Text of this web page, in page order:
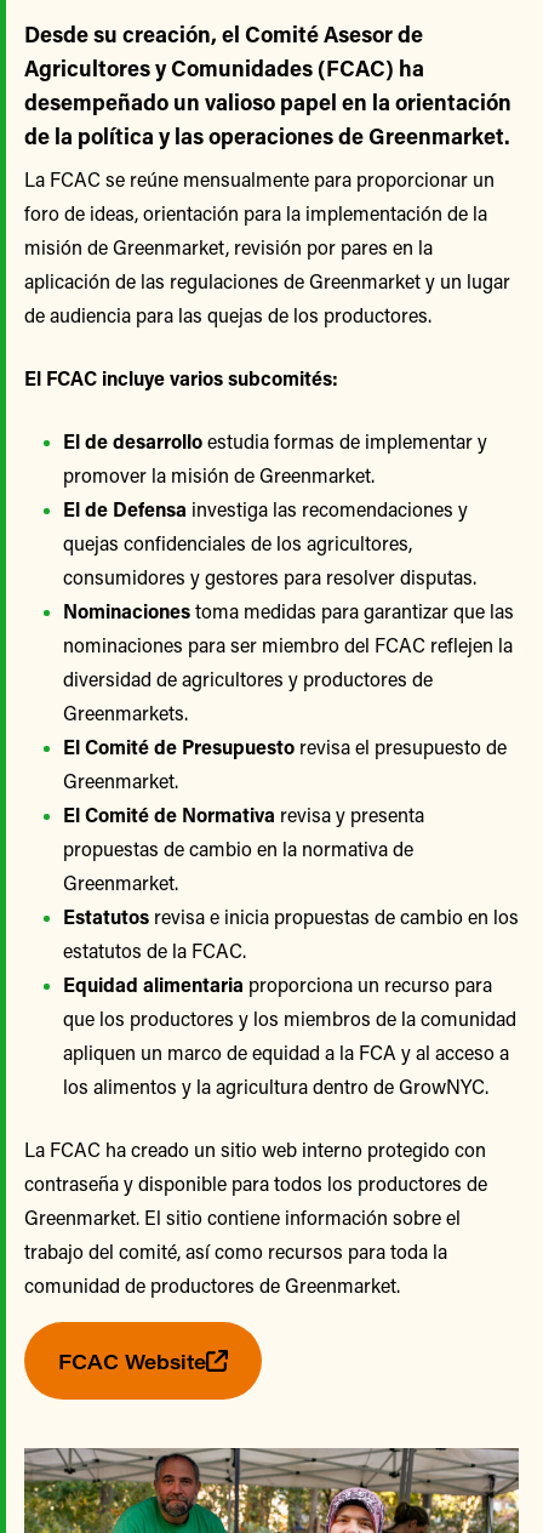
Desde su creación, el Comité Asesor de
Agricultores y Comunidades (FCAC) ha
desempeñado un valioso papel en la orientación
de la política y las operaciones de Greenmarket.
La FCAC se reúne mensualmente para proporcionar un
foro de ideas, orientación para la implementación de la
misión de Greenmarket, revisión por pares en la
aplicación de las regulaciones de Greenmarket y un lugar
de audiencia para las quejas de los productores.
El FCAC incluye varios subcomités:
El de desarrolloestudia formas de implementar y
promover la misión de Greenmarket.
El de Defensa investiga las recomendaciones y
quejas confidenciales de los agricultores,
consumidores y gestores para resolver disputas.
Nominacionestoma medidas para garantizar que las
nominaciones para ser miembro del FCAC reflejen la
diversidad de agricultores y productores de
Greenmarkets.
El Comité de Presupuesto revisa el presupuesto de
Greenmarket.
El Comité de Normativa revisa y presenta
propuestas de cambio en la normativa de
Greenmarket.
Estatutos revisa e inicia propuestas de cambio en los
estatutos de la FCAC.
Equidad alimentaria proporciona un recurso para
que los productores y los miembros de la comunidad
apliquen un marco de equidad a la FCA y al acceso a
los alimentos y la agricultura dentro de GrowNYC.
La FCAC ha creado un sitio web interno protegido con
contraseña y disponible para todos los productores de
Greenmarket. El sitio contiene información sobre el
trabajo del comité, así como recursos para toda la
comunidad de productores de Greenmarket.
FCAC Website